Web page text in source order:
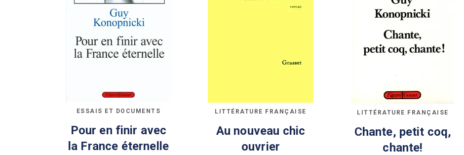
ESSAIS ET DOCUMENTS
Pour en finir avec
la France éternelle
LITTÉRATURE FRANÇAISE
Au nouveau chic
ouvrier
LITTÉRATURE FRANÇAISE
Chante, petit coq,
chante!